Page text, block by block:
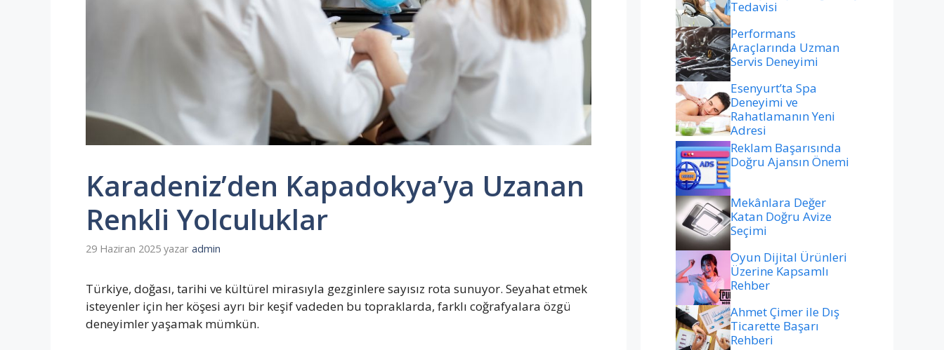
Karadeniz’den Kapadokya’ya Uzanan
Renkli Yolculuklar
29 Haziran 2025 yazar admin
Türkiye, doğası, tarihi ve kültürel mirasıyla gezginlere sayısız rota sunuyor. Seyahat etmek
isteyenler için her köşesi ayrı bir keşif vadeden bu topraklarda, farklı coğrafyalara özgü
deneyimler yaşamak mümkün.
Tedavisi
Performans
Araçlarında Uzman
Servis Deneyimi
Esenyurt’ta Spa
Deneyimi ve
Rahatlamanın Yeni
Adresi
Reklam Başarısında
Doğru Ajansın Önemi
Mekânlara Değer
Katan Doğru Avize
Seçimi
Oyun Dijital Ürünleri
Üzerine Kapsamlı
Rehber
Ahmet Çimer ile Dış
Ticarette Başarı
Rehberi